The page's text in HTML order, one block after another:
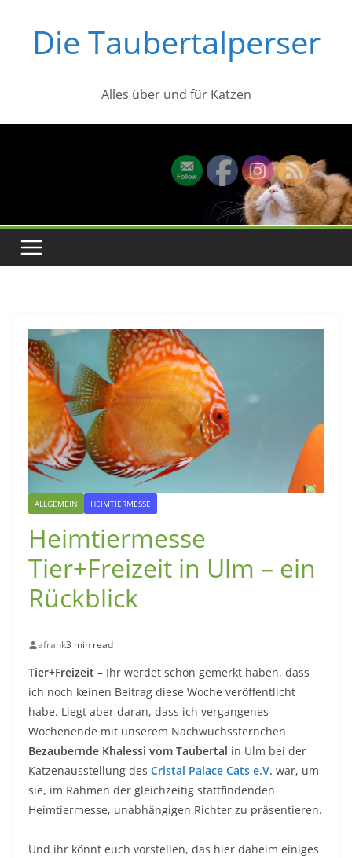
springenDie Taubertalperser
Alles über und für Katzen
ALLGEMEIN HEIMTIERMESSE
Heimtiermesse
Tier+Freizeit in Ulm – ein
Rückblick
afrank3 min read
Tier+Freizeit – Ihr werdet schon gemerkt haben, dass
ich noch keinen Beitrag diese Woche veröffentlicht
habe. Liegt aber daran, dass ich vergangenes
Wochenende mit unserem Nachwuchssternchen
Bezaubernde Khalessi vom Taubertal in Ulm bei der
Katzenausstellung des Cristal Palace Cats e.V. war, um
sie, im Rahmen der gleichzeitig stattfindenden
Heimtiermesse, unabhängigen Richter zu präsentieren.
Und ihr könnt euch vorstellen, das hier daheim einiges